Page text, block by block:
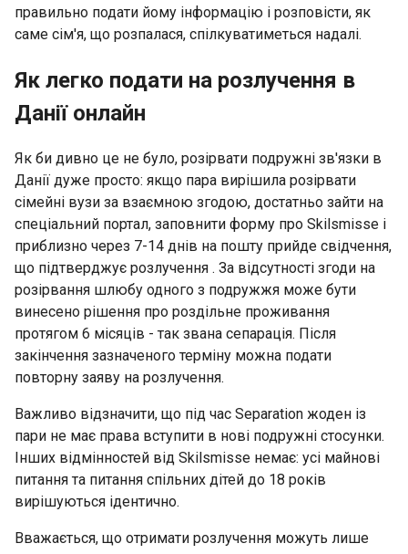
правильно подати йому інформацію і розповісти, як
саме сім'я, що розпалася, спілкуватиметься надалі.
Як легко подати на розлучення в
Данії онлайн
Як би дивно це не було, розірвати подружні зв'язки в
Данії дуже просто: якщо пара вирішила розірвати
сімейні вузи за взаємною згодою, достатньо зайти на
спеціальний портал, заповнити форму про Skilsmisse і
приблизно через 7-14 днів на пошту прийде свідчення,
що підтверджує розлучення . За відсутності згоди на
розірвання шлюбу одного з подружжя може бути
винесено рішення про роздільне проживання
протягом 6 місяців - так звана сепарація. Після
закінчення зазначеного терміну можна подати
повторну заяву на розлучення.
Важливо відзначити, що під час Separation жоден із
пари не має права вступити в нові подружні стосунки.
Інших відмінностей від Skilsmisse немає: усі майнові
питання та питання спільних дітей до 18 років
вирішуються ідентично.
Вважається, що отримати розлучення можуть лише